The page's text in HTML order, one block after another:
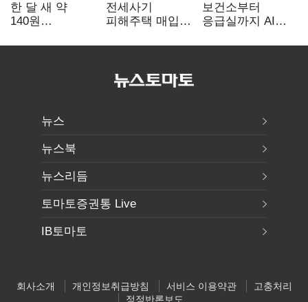
한 달 새 약
140원
엔저'에 원화
전세사기
피해주택 매입
누적 피해자
보건소부터
응급실까지 AI
혁신 본격화
뉴스
뉴스북
뉴스리듬
토마토증권통 Live
IB토마토
회사소개 개인정보취급방침 서비스 이용약관
고충처리
정정반론보도